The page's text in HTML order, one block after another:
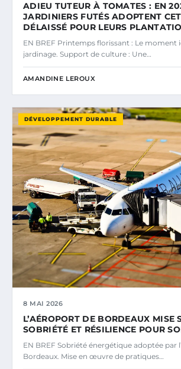
ADIEU TUTEUR À TOMATES : EN
JARDINIERS FUTÉS ADOPTENT
DÉLAISSÉ POUR LEURS
EN BREF Printemps florissant : Le moment
jardinage. Support de culture : Une…
AMANDINE LEROUX
DÉVELOPPEMENT DURABLE
8 MAI 2026
L’AÉROPORT DE BORDEAUX MISE
SOBRIÉTÉ ET RÉSILIENCE POUR
EN BREF Sobriété énergétique adoptée par
Bordeaux. Mise en œuvre de pratiques…